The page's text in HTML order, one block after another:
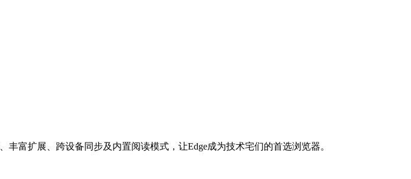
丰富扩展、跨设备同步及内置阅读模式，让Edge成为技术宅们的首选浏览器。